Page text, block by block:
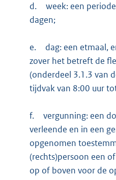
d.
week: een
dagen;
e.
dag: een etmaal,
zover het betreft de
(onderdeel 3.1.3 van
tijdvak van 8:00 uur
f.
vergunning: een
verleende en in een
opgenomen
(rechts)persoon een
op of boven voor de